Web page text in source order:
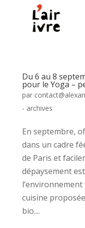
Du 6 au 8
pour le Yoga –
par
- archives
En septembre,
dans un cadre
de Paris et
dépaysement
cuisine
bio....